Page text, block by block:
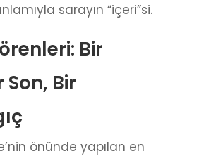
sarayın “içeri”si.
Bir
Son, Bir
önünde yapılan en